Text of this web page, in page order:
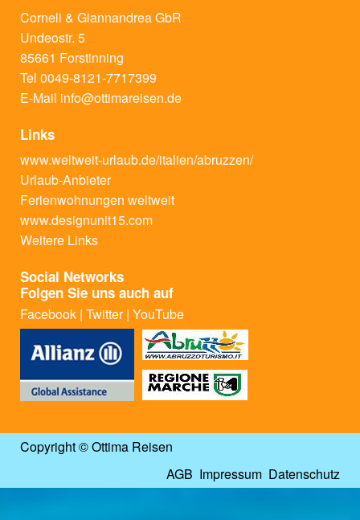
Corneli & Giannandrea GbR
Undeostr. 5
85661 Forstinning
Tel 0049-8121-7717399
E-Mail info@ottimareisen.de
Links
www.weltweit-urlaub.de/italien/abruzzen/
Urlaub-Anbieter
Ferienwohnungen weltweit
www.designunit15.com
Weitere Links
Social Networks
Folgen Sie uns auch auf
Facebook | Twitter| YouTube
Copyright © Ottima Reisen
AGB Impressum Datenschutz